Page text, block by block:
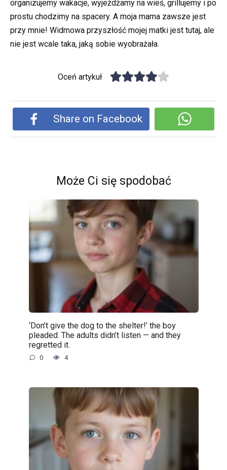
organizujemy wakacje, wyjeżdżamy na wieś, grillujemy i po
prostu chodzimy na spacery. A moja mama zawsze jest
przy mnie! Widmowa przyszłość mojej matki jest tutaj, ale
nie jest wcale taka, jaką sobie wyobrażała.
Oceń artykuł
Share on Facebook
Może Ci się spodobać
‘Don’t give the dog to the shelter!’ the boy
pleaded. The adults didn’t listen — and they
regretted it.
0 4